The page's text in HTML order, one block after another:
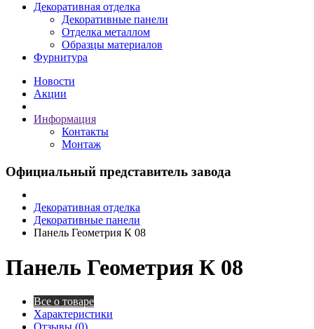
Декоративная отделка
Декоративные панели
Отделка металлом
Образцы материалов
Фурнитура
Новости
Акции
Информация
Контакты
Монтаж
Официальный представитель завода
Декоративная отделка
Декоративные панели
Панель Геометрия К 08
Панель Геометрия К 08
Все о товаре
Характеристики